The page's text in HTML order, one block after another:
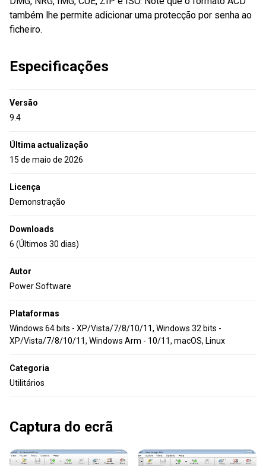
também lhe permite adicionar uma protecção por senha ao
ficheiro.
Especificações
Versão
9.4
Última actualização
15 de maio de 2026
Licença
Demonstração
Downloads
6 (Últimos 30 dias)
Autor
Power Software
Plataformas
Windows 64 bits - XP/Vista/7/8/10/11, Windows 32 bits -
XP/Vista/7/8/10/11, Windows Arm - 10/11, macOS, Linux
Categoria
Utilitários
Captura do ecrã